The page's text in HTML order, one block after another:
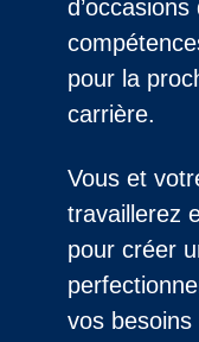
pour la
carrière.
Vous et
travaillerez
pour créer
vos